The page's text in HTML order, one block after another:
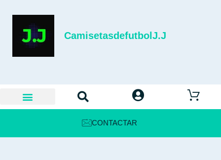
CamisetasdefutbolJ.J
CONTACTAR